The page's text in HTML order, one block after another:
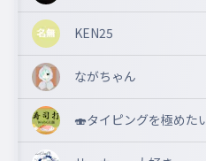
KEN25
ながちゃん
🍣タイピングを極めた